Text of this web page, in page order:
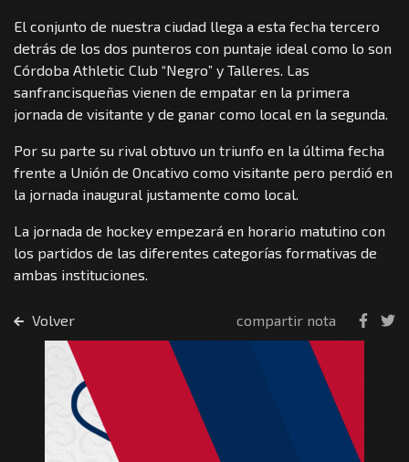
El conjunto de nuestra ciudad llega a esta fecha tercero
detrás de los dos punteros con puntaje ideal como lo son
Córdoba Athletic Club “Negro” y Talleres. Las
sanfrancisqueñas vienen de empatar en la primera
jornada de visitante y de ganar como local en la segunda.
Por su parte su rival obtuvo un triunfo en la última fecha
frente a Unión de Oncativo como visitante pero perdió en
la jornada inaugural justamente como local.
La jornada de hockey empezará en horario matutino con
los partidos de las diferentes categorías formativas de
ambas instituciones.
Volver compartir nota